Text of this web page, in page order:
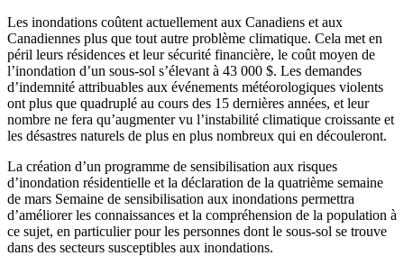
Les inondations coûtent actuellement aux Canadiens et aux
Canadiennes plus que tout autre problème climatique. Cela met en
péril leurs résidences et leur sécurité financière, le coût moyen de
l’inondation d’un sous-sol s’élevant à 43 000 $. Les demandes
d’indemnité attribuables aux événements météorologiques violents
ont plus que quadruplé au cours des 15 dernières années, et leur
nombre ne fera qu’augmenter vu l’instabilité climatique croissante et
les désastres naturels de plus en plus nombreux qui en découleront.
La création d’un programme de sensibilisation aux risques
d’inondation résidentielle et la déclaration de la quatrième semaine
de mars Semaine de sensibilisation aux inondations permettra
d’améliorer les connaissances et la compréhension de la population à
ce sujet, en particulier pour les personnes dont le sous-sol se trouve
dans des secteurs susceptibles aux inondations.